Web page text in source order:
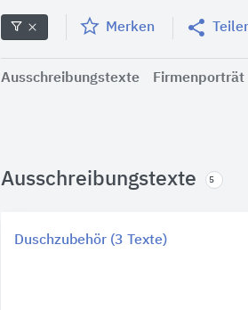
Merken
Ausschreibungstexte Firmenporträt
Ausschreibungstexte 5
Duschzubehör (3 Texte)